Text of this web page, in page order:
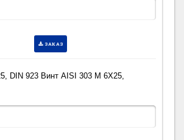
ЗАКАЗ
DIN 923 Винт AISI 303 M 6X25,